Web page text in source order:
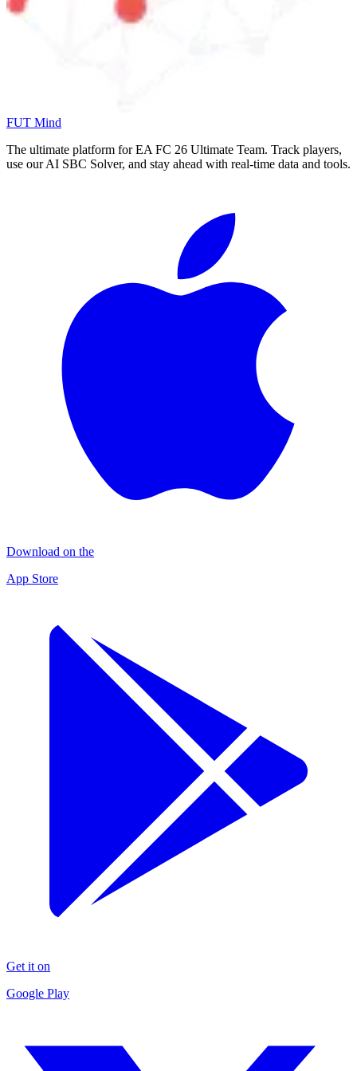
FUT Mind
The ultimate platform for EA FC 26 Ultimate Team. Track players,
use our AI SBC Solver, and stay ahead with real-time data and tools.
Download on the
App Store
Get it on
Google Play